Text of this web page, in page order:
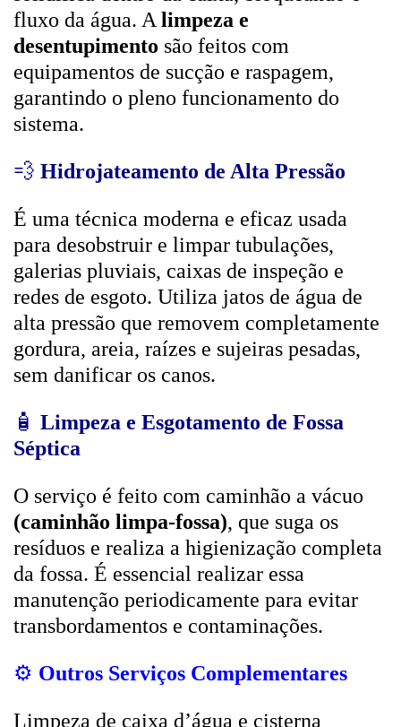
fluxo da água. A limpeza e
desentupimento são feitos com
equipamentos de sucção e raspagem,
garantindo o pleno funcionamento do
sistema.
💨 Hidrojateamento de Alta Pressão
É uma técnica moderna e eficaz usada
para desobstruir e limpar tubulações,
galerias pluviais, caixas de inspeção e
redes de esgoto. Utiliza jatos de água de
alta pressão que removem completamente
gordura, areia, raízes e sujeiras pesadas,
sem danificar os canos.
🧴 Limpeza e Esgotamento de Fossa
Séptica
O serviço é feito com caminhão a vácuo
(caminhão limpa-fossa), que suga os
resíduos e realiza a higienização completa
da fossa. É essencial realizar essa
manutenção periodicamente para evitar
transbordamentos e contaminações.
⚙️ Outros Serviços Complementares
Limpeza de caixa d’água e cisterna